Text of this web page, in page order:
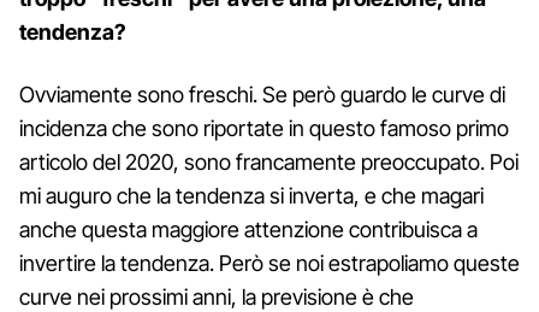
tendenza?
Ovviamente sono freschi. Se però guardo le curve di
incidenza che sono riportate in questo famoso primo
articolo del 2020, sono francamente preoccupato. Poi
mi auguro che la tendenza si inverta, e che magari
anche questa maggiore attenzione contribuisca a
invertire la tendenza. Però se noi estrapoliamo queste
curve nei prossimi anni, la previsione è che